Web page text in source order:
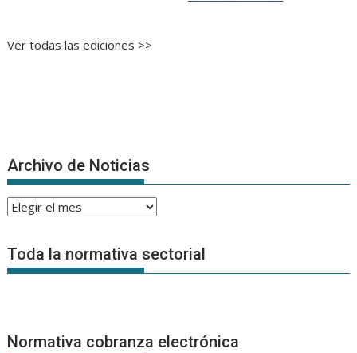
Ver todas las ediciones >>
Archivo de Noticias
Archivo
Noticias
Toda la normativa sectorial
Normativa cobranza electrónica